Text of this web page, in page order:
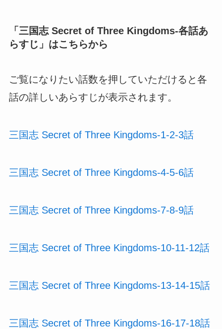
「三国志 Secret of Three Kingdoms-各話あ
らすじ 」はこちらから
ご覧になりたい話数を押していただけると各
話の詳しいあらすじが表示されます。
三国志 Secret of Three Kingdoms-1-2-3話
三国志 Secret of Three Kingdoms-4-5-6話
三国志 Secret of Three Kingdoms-7-8-9話
三国志 Secret of Three Kingdoms-10-11-12話
三国志 Secret of Three Kingdoms-13-14-15話
三国志 Secret of Three Kingdoms-16-17-18話